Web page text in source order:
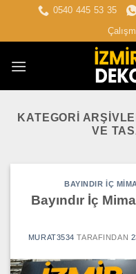
0540 445 53 35
KATEGORI
VE
BAYINDIR İÇ
Bayındır İç
MURAT3534 TARAFINDAN